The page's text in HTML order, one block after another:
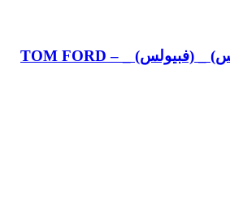
عطر فاکینگ (فابولوس) _ (فبیولس) _ TOM FORD –